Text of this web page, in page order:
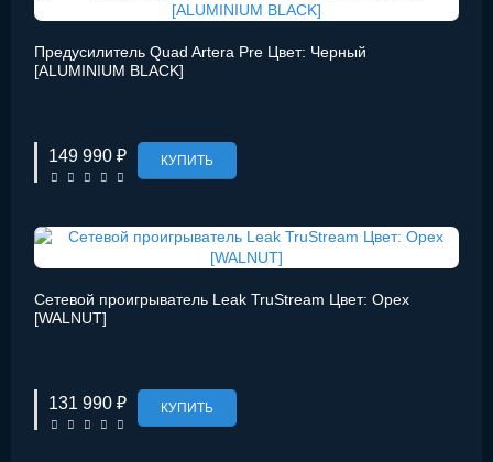
Предусилитель Quad Artera Pre Цвет: Черный
[ALUMINIUM BLACK]
149 990 ₽ КУПИТЬ
Сетевой проигрыватель Leak TruStream Цвет: Орех
[WALNUT]
131 990 ₽ КУПИТЬ